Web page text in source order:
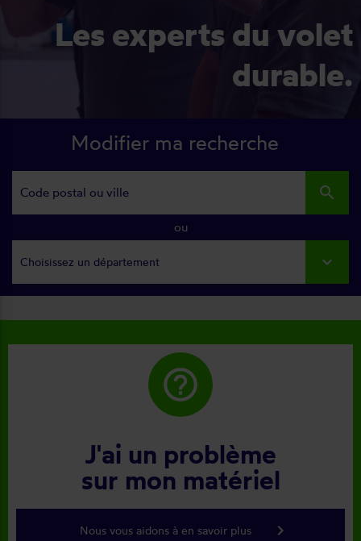
Les experts du volet
durable.
Modifier ma recherche
search
ou
Choisissez un département
help_outline
J'ai un problème
sur mon matériel
Nous vous aidons à en savoir plus keyboard_arrow_right